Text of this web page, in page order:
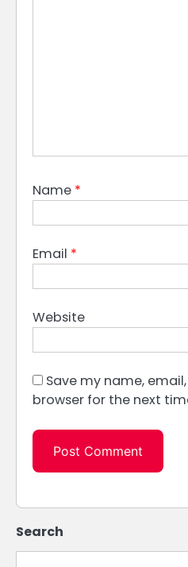
Name *
Email *
Website
Save my name,
browser for the next
Search